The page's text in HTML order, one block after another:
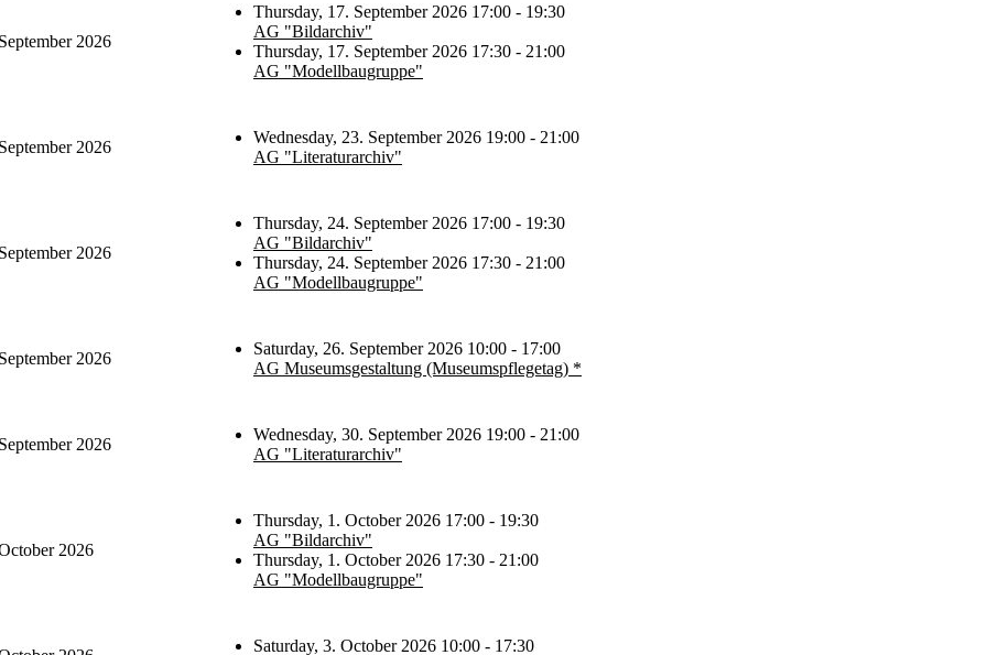
2026
Thursday, 17. September 2026 17:00 - 19:30
AG "Bildarchiv"
Thursday, 17. September 2026 17:30 - 21:00
AG "Modellbaugruppe"
2026
Wednesday, 23. September 2026 19:00 - 21:00
AG "Literaturarchiv"
2026
Thursday, 24. September 2026 17:00 - 19:30
AG "Bildarchiv"
Thursday, 24. September 2026 17:30 - 21:00
AG "Modellbaugruppe"
2026
Saturday, 26. September 2026 10:00 - 17:00
AG Museumsgestaltung (Museumspflegetag) *
2026
Wednesday, 30. September 2026 19:00 - 21:00
AG "Literaturarchiv"
2026
Thursday, 1. October 2026 17:00 - 19:30
AG "Bildarchiv"
Thursday, 1. October 2026 17:30 - 21:00
AG "Modellbaugruppe"
Saturday, 3. October 2026 10:00 - 17:30